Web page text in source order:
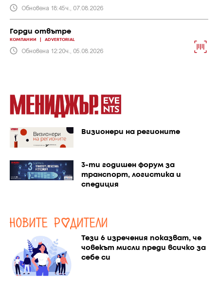
Обновена 18:45ч., 07.08.2026
Горди отвътре
КОМПАНИИ ADVERTORIAL
Обновена 12:20ч., 05.08.2026
Визионери на регионите
3-ти годишен форум за
транспорт, логистика и
спедиция
Тези 6 изречения показват, че
човекът мисли преди всичко за
себе си